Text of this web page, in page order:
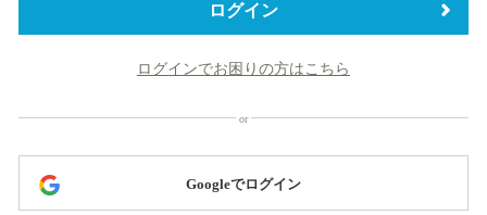
ログイン
ログインでお困りの方はこちら
Googleでログイン